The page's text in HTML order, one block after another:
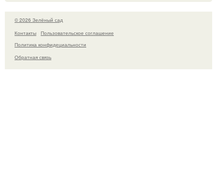
© 2026 Зелёный сад
Контакты
Пользовательское соглашение
Политика конфидециальности
Обратная связь